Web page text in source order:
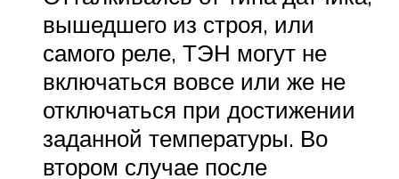
вышедшего из строя, или
самого реле, ТЭН могут не
включаться вовсе или же не
отключаться при достижении
заданной температуры. Во
втором случае после